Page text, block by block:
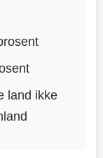
land ikke